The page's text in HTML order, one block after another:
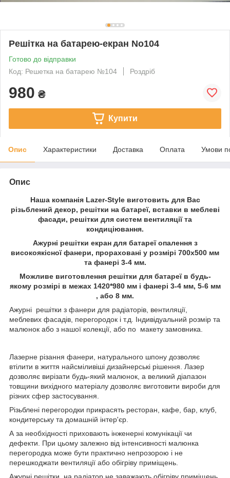
Решітка на батарею-екран No104
Готово до відправки
Код: Решетка на батарею №104
Роздріб
980 ₴
Купити
Опис Характеристики Доставка Оплата Умови
Опис
Наша компанія Lazer-Style виготовить для Вас
різьблений декор, решітки на батареї, вставки в меблеві
фасади, решітки для систем вентиляції та
кондиціювання.
Ажурні решітки екран для батареї опалення з
високоякісної фанери, прораховані у розмірі 700х500 мм
та фанері 3-4 мм.
Можливе виготовлення решітки для батареї в будь-
якому розмірі в межах 1420*980 мм і фанері 3-4 мм, 5-6 мм
, або 8 мм.
Ажурні решітки з фанери для радіаторів, вентиляції,
меблевих фасадів, перегородок і т.д. Індивідуальний розмір та
малюнок або з нашої колекції, або по макету замовника.
Лазерне різання фанери, натурального шпону дозволяє
втілити в життя найсміливіші дизайнерські рішення. Лазер
дозволяє вирізати будь-який малюнок, а великий діапазон
товщини вихідного матеріалу дозволяє виготовити вироби для
різних сфер застосування.
Різьблені перегородки прикрасять ресторан, кафе, бар, клуб,
кондитерську та домашній інтер'єр.
А за необхідності приховають інженерні комунікації чи
дефекти. При цьому залежно від інтенсивності малюнка
перегородка може бути практично непрозорою і не
перешкоджати вентиляції або обігріву приміщень.
Ажурні решітки на радіатор не заважають обігріву приміщень